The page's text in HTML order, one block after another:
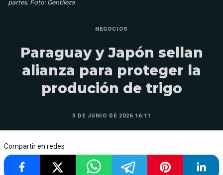
partes. Foto: Gentileza
NEGOCIOS
Paraguay y Japón sellan
alianza para proteger la
produción de trigo
3 DE JUNIO DE 2026 16:11
Compartir en redes